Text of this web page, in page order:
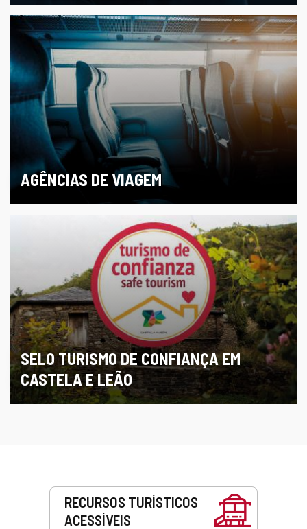
AGÊNCIAS DE VIAGEM
SELO TURISMO DE CONFIANÇA EM
CASTELA E LEÃO
RECURSOS TURÍSTICOS
ACESSÍVEIS